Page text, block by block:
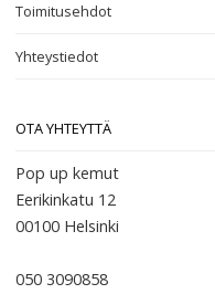
Toimitusehdot
Yhteystiedot
OTA YHTEYTTÄ
Pop up kemut
Eerikinkatu 12
00100 Helsinki
050 3090858